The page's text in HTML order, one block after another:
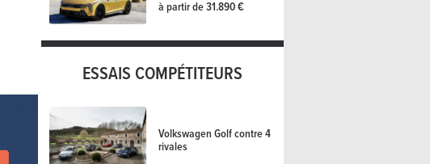
à partir de 31.890 €
ESSAIS COMPÉTITEURS
Volkswagen Golf contre 4
rivales